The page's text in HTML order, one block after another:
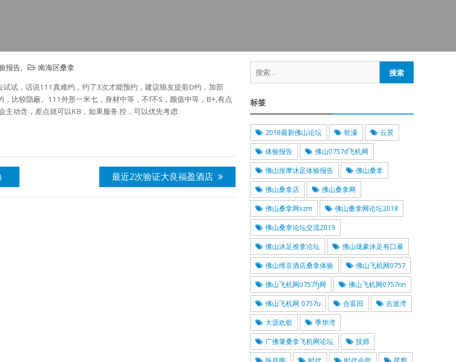
报告,
南海区桑拿
试，话说111真难约，约了3次才能预约，建议狼友提前D约，加部
比较隐蔽。111外形一米七，身材中等，不f不S，颜值中等，B+,有点
主动含，差点就可以KB，如果服务.控，可以优先考虑
最近2次验证大良福盈酒店
标签
2018最新佛山论坛 乾濠 云景
体验报告 佛山0757d飞机网
佛山按摩沐足体验报告 佛山桑拿
佛山桑拿店 佛山桑拿网
佛山桑拿网szm 佛山桑拿网论坛2018
佛山桑拿论坛交流2019
佛山沐足推拿论坛 佛山珑豪沐足有口暴
佛山维京酒店桑拿体验 佛山飞机网0757
佛山飞机网0757fj网 佛山飞机网0757nn
佛山飞机网 0757u 合富田 吉波湾
大沥欢歌 季华湾
广佛肇桑拿飞机网论坛 技师